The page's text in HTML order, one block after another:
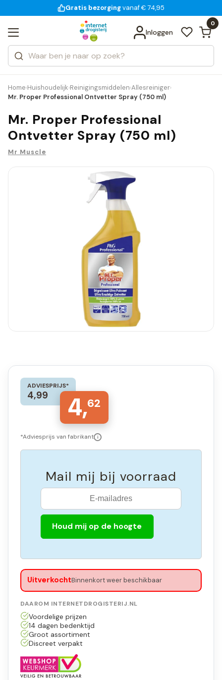
voor 18:00 uur besteld
Gratis bezorgingvanaf € 74,95
14 dagen bedenktijd
Inloggen
0
Zoeken
Categorieën
Merken
Bekijk alle resultaten
Home›Huishoudelijk›Reinigingsmiddelen›Allesreiniger›
Mr. Proper Professional Ontvetter Spray (750 ml)
Mr. Proper Professional
Ontvetter Spray (750 ml)
Mr Muscle
ADVIESPRIJS*
4,99 4,62
*Adviesprijs van fabrikant i
Mail mij bij voorraad
Houd mij op de hoogte
UitverkochtBinnenkort weer beschikbaar
DAAROM INTERNETDROGISTERIJ.NL
Voordelige prijzen
14 dagen bedenktijd
Groot assortiment
Discreet verpakt